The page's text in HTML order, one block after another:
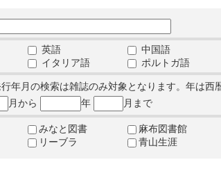
英語 中国語
イタリア語 ポルトガ語
年月の検索は雑誌のみ対象となります。年は西
月から 年 月まで
みなと図書 麻布図書館
リーブラ 青山生涯